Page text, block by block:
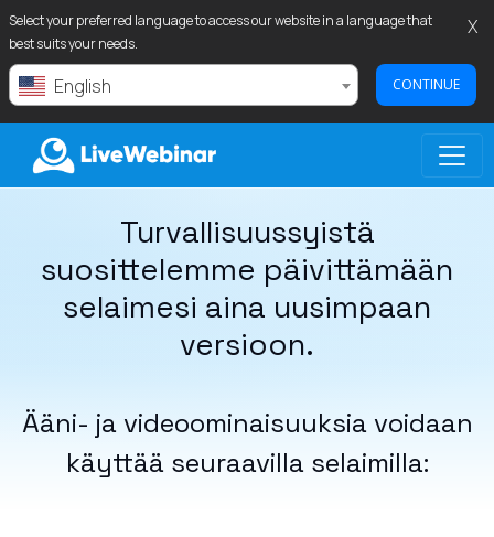
Select your preferred language to access our website in a language that
best suits your needs.
English CONTINUE
X
LIVEWEBINAR.COM
Turvallisuussyistä
suosittelemme päivittämään
selaimesi aina uusimpaan
versioon.
Ääni- ja videoominaisuuksia voidaan
käyttää seuraavilla selaimilla: